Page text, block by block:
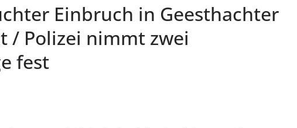
Einbruch in Geesthachter
/ Polizei nimmt zwei
fest